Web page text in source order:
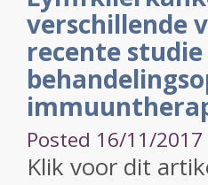
verschillende
recente
Posted 16/11/
Klik voor dit